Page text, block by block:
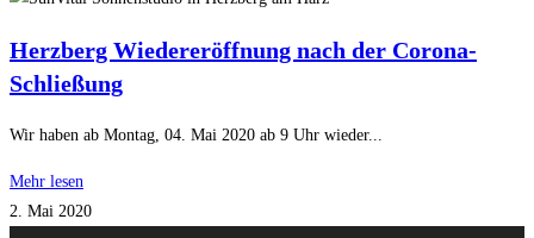
Herzberg Wiedereröffnung nach der Corona-
Schließung
Wir haben ab Montag, 04. Mai 2020 ab 9 Uhr wieder...
Mehr lesen
2. Mai 2020